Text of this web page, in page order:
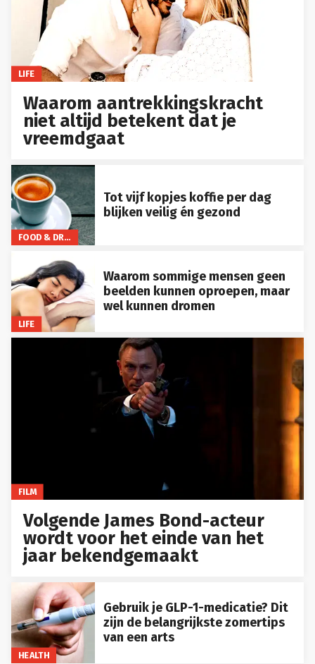
LIFE
Waarom aantrekkingskracht
niet altijd betekent dat je
vreemdgaat
FOOD & DRINKS
Tot vijf kopjes koffie per dag
blijken veilig én gezond
LIFE
Waarom sommige mensen geen
beelden kunnen oproepen, maar
wel kunnen dromen
FILM
Volgende James Bond-acteur
wordt voor het einde van het
jaar bekendgemaakt
HEALTH
Gebruik je GLP-1-medicatie? Dit
zijn de belangrijkste zomertips
van een arts